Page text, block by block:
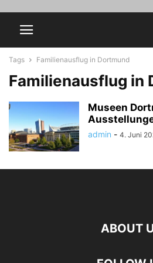
Tags Familienausflug in Dortmund
Familienausflug in
Museen
admin - 4. Juni
ABOUT